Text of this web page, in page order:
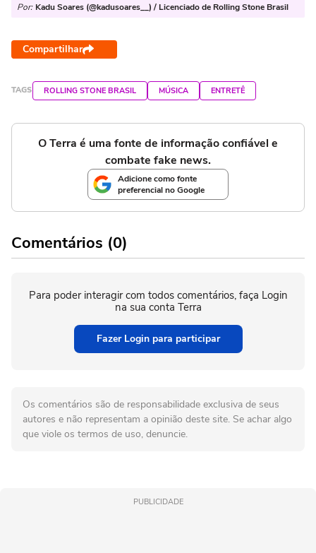
Por: Kadu Soares (@kadusoares__) / Licenciado de Rolling Stone Brasil
Compartilhar
TAGS ROLLING STONE BRASIL MÚSICA ENTRETÊ
O Terra é uma fonte de informação confiável e
combate fake news.
Adicione como fonte
preferencial no Google
Comentários (0)
Para poder interagir com todos comentários, faça Login
na sua conta Terra
Fazer Login para participar
Os comentários são de responsabilidade exclusiva de seus
autores e não representam a opinião deste site. Se achar algo
que viole os termos de uso, denuncie.
PUBLICIDADE